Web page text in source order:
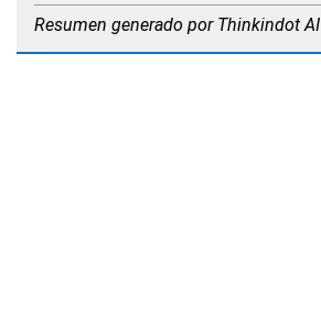
Resumen generado por Thinkindot AI